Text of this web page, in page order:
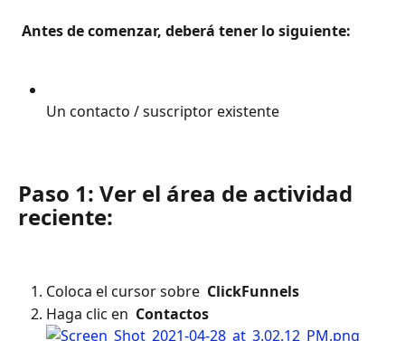
Antes de comenzar, deberá tener lo siguiente:
Un contacto / suscriptor existente
Paso 1: Ver el área de actividad
reciente:
Coloca el cursor sobre ClickFunnels
Haga clic en Contactos